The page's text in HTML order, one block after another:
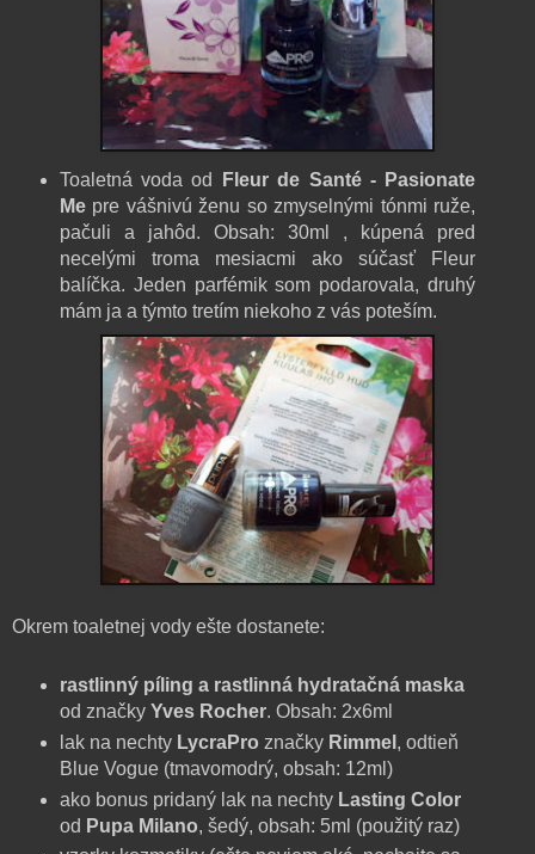
Toaletná voda od
Fleur de Santé - Pasionate
Mepre vášnivú ženu so zmyselnými tónmi ruže,
pačuli a jahôd. Obsah: 30ml , kúpená pred
necelými troma mesiacmi ako súčasť Fleur
balíčka. Jeden parfémik som podarovala, druhý
mám ja a týmto tretím niekoho z vás poteším.
Okrem toaletnej vody ešte dostanete:
rastlinný píling a rastlinná hydratačná maska
od značky Yves Rocher. Obsah: 2x6ml
lak na nechty LycraPro značky Rimmel , odtieň
Blue Vogue (tmavomodrý, obsah: 12ml)
ako bonus pridaný lak na nechty Lasting Color
od Pupa Milano, šedý, obsah: 5ml (použitý raz)